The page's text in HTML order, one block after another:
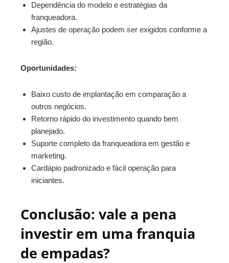
Dependência do modelo e estratégias da
franqueadora.
Ajustes de operação podem ser exigidos conforme a
região.
Oportunidades:
Baixo custo de implantação em comparação a
outros negócios.
Retorno rápido do investimento quando bem
planejado.
Suporte completo da franqueadora em gestão e
marketing.
Cardápio padronizado e fácil operação para
iniciantes.
Conclusão: vale a pena
investir em uma franquia
de empadas?